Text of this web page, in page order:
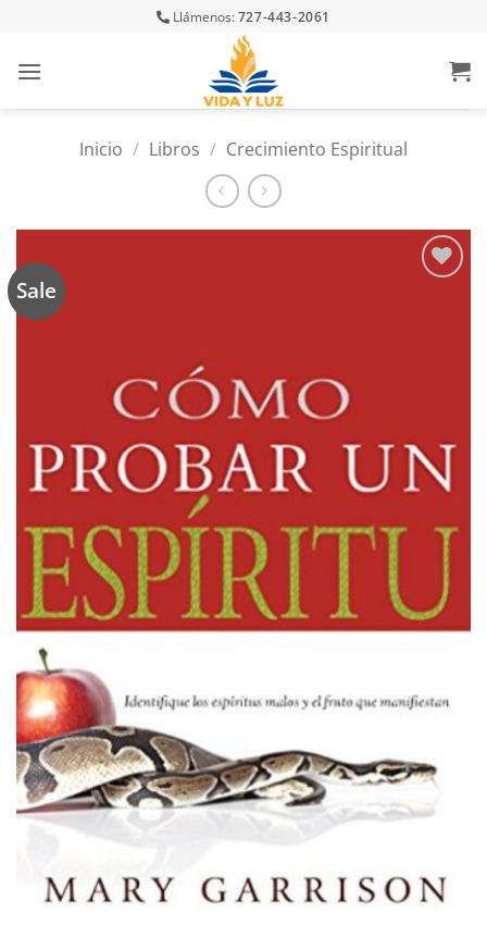
content
Llámenos:727-443-2061
Inicio / Libros / Crecimiento Espiritual
Sale